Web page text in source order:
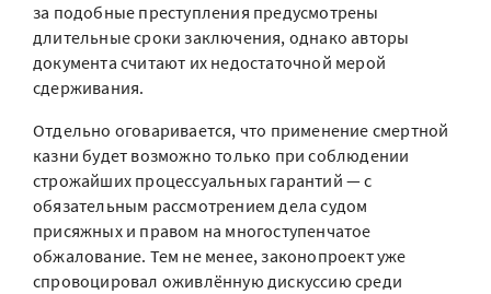
за подобные преступления предусмотрены
длительные сроки заключения, однако авторы
документа считают их недостаточной мерой
сдерживания.
Отдельно оговаривается, что применение смертной
казни будет возможно только при соблюдении
строжайших процессуальных гарантий — с
обязательным рассмотрением дела судом
присяжных и правом на многоступенчатое
обжалование. Тем не менее, законопроект уже
спровоцировал оживлённую дискуссию среди